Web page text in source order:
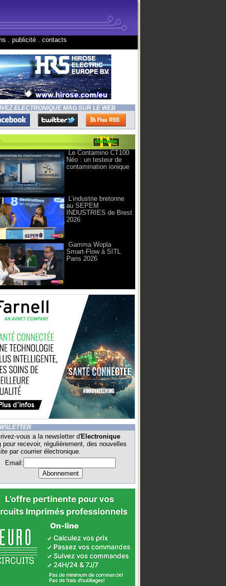
publicité contacts
ELECTRONIQUE MAG SUR LE WEB
Le Contamino CT100
Néo : un testeur de
contamination ionique
L’industrie bretonne
au SEPEM
INDUSTRIES de Brest
2026
Gamma Wopla
Smart-Flow à SITL
Paris 2026
vous a la newsletter d'Electronique
pour recevoir, régulièrement, des nouvelles
par courrier électronique.
Email: